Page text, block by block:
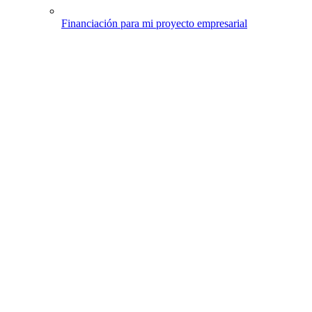
Financiación para mi proyecto empresarial